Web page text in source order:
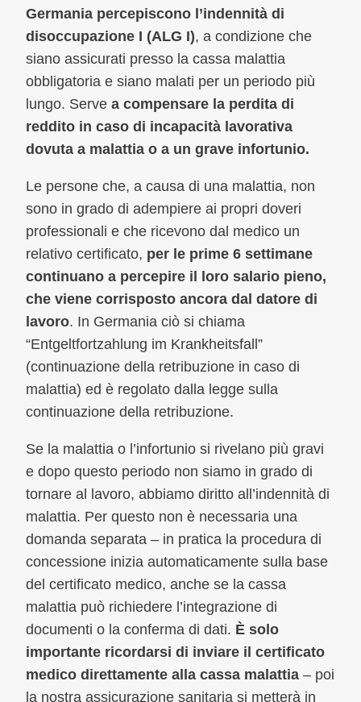
Germania percepiscono l’indennità di
disoccupazione I (ALG I), a condizione che
siano assicurati presso la cassa malattia
obbligatoria e siano malati per un periodo più
lungo. Serve a compensare la perdita di
reddito in caso di incapacità lavorativa
dovuta a malattia o a un grave infortunio.
Le persone che, a causa di una malattia, non
sono in grado di adempiere ai propri doveri
professionali e che ricevono dal medico un
relativo certificato, per le prime 6 settimane
continuano a percepire il loro salario pieno,
che viene corrisposto ancora dal datore di
lavoro. In Germania ciò si chiama
“Entgeltfortzahlung im Krankheitsfall”
(continuazione della retribuzione in caso di
malattia) ed è regolato dalla legge sulla
continuazione della retribuzione.
Se la malattia o l’infortunio si rivelano più gravi
e dopo questo periodo non siamo in grado di
tornare al lavoro, abbiamo diritto all’indennità di
malattia. Per questo non è necessaria una
domanda separata – in pratica la procedura di
concessione inizia automaticamente sulla base
del certificato medico, anche se la cassa
malattia può richiedere l’integrazione di
documenti o la conferma di dati. È solo
importante ricordarsi di inviare il certificato
medico direttamente alla cassa malattia – poi
la nostra assicurazione sanitaria si metterà in